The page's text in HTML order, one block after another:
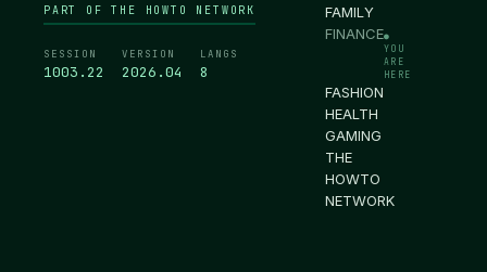
PART OF THE HOWTO NETWORK
SESSION
1003.23
VERSION
2026.04
LANGS
8
FAMILY
FINANCE●
YOU
ARE
HERE
FASHION
HEALTH
GAMING
THE
HOWTO
NETWORK